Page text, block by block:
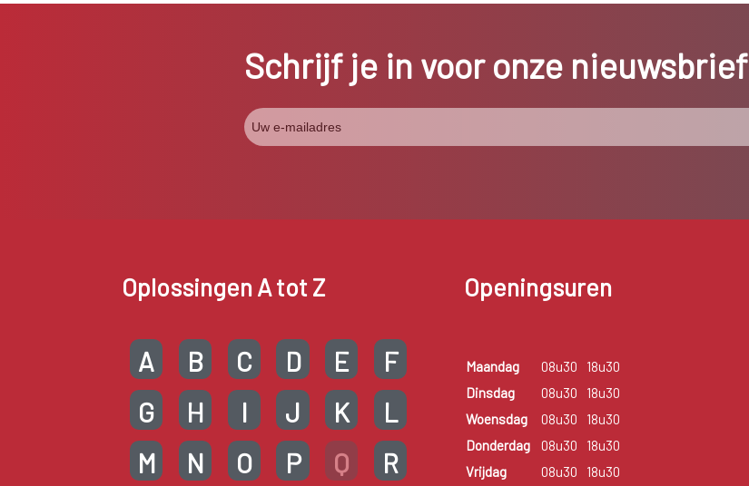
Schrijf je in voor onze nieuwsbrief
Oplossingen A tot Z
A B C D E
F
G
H I J K
L
M
N O P Q
R
Openingsuren
Maandag 08u30
18u30
Dinsdag
08u30
18u30
Woensdag
08u30
18u30
Donderdag
08u30
18u30
Vrijdag
08u30
18u30